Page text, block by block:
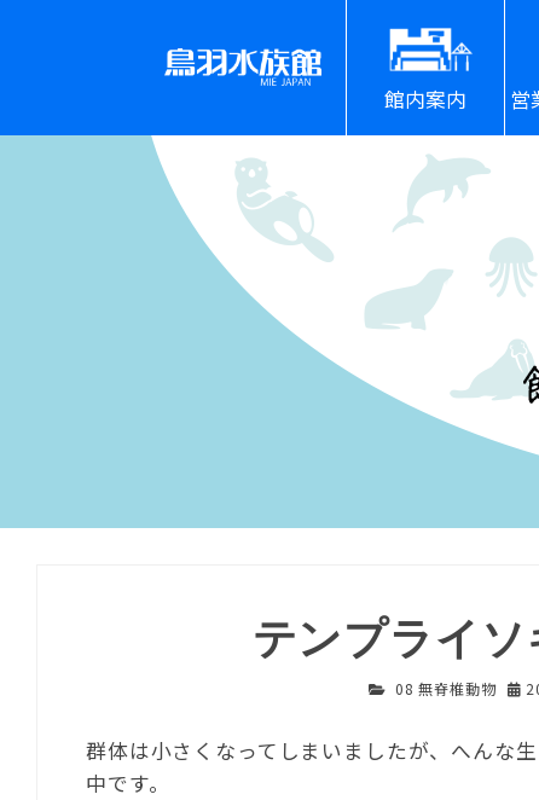
館内案内 営
テンプライ
08 無脊椎動物
群体は小さくなってしまいましたが、へんな
中です。